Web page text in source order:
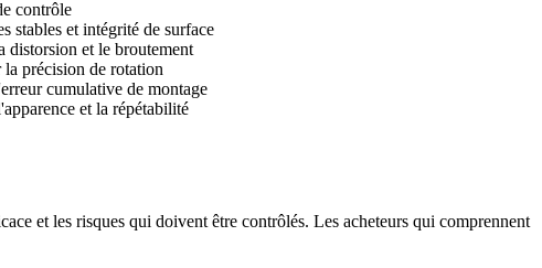
contrôle
stables et intégrité de surface
distorsion et le broutement
précision de rotation
cumulative de montage
et la répétabilité
et les risques qui doivent être contrôlés. Les acheteurs qui comprennent